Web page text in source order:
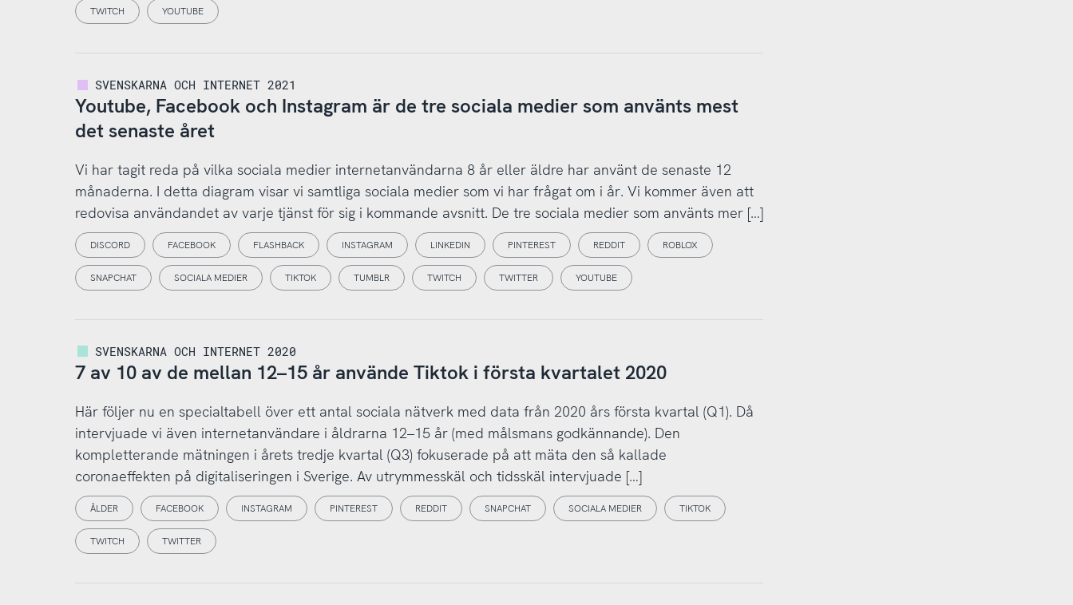
TWITCH YOUTUBE
SVENSKARNA OCH INTERNET 2021
Youtube, Facebook och Instagram är de tre sociala medier som använts mest
det senaste året
Vi har tagit reda på vilka sociala medier internetanvändarna 8 år eller äldre har använt de senaste 12
månaderna. I detta diagram visar vi samtliga sociala medier som vi har frågat om i år. Vi kommer även att
redovisa användandet av varje tjänst för sig i kommande avsnitt. De tre sociala medier som använts mer […]
DISCORD FACEBOOK FLASHBACK INSTAGRAM LINKEDIN PINTEREST REDDIT ROBLOX
SNAPCHAT SOCIALA MEDIER TIKTOK TUMBLR TWITCH TWITTER YOUTUBE
SVENSKARNA OCH INTERNET 2020
7 av 10 av de mellan 12–15 år använde Tiktok i första kvartalet 2020
Här följer nu en specialtabell över ett antal sociala nätverk med data från 2020 års första kvartal (Q1). Då
intervjuade vi även internetanvändare i åldrarna 12–15 år (med målsmans godkännande). Den
kompletterande mätningen i årets tredje kvartal (Q3) fokuserade på att mäta den så kallade
coronaeffekten på digitaliseringen i Sverige. Av utrymmesskäl och tidsskäl intervjuade […]
ÅLDER FACEBOOK INSTAGRAM PINTEREST REDDIT SNAPCHAT SOCIALA MEDIER TIKTOK
TWITCH TWITTER